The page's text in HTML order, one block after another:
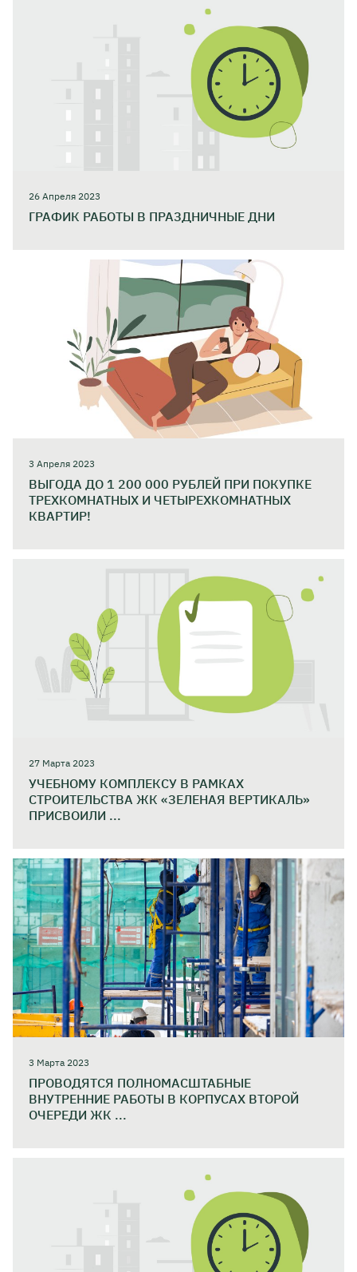
26 Апреля 2023
ГРАФИК РАБОТЫ В ПРАЗДНИЧНЫЕ ДНИ
3 Апреля 2023
ВЫГОДА ДО 1 200 000 РУБЛЕЙ ПРИ ПОКУПКЕ
ТРЕХКОМНАТНЫХ И ЧЕТЫРЕХКОМНАТНЫХ
КВАРТИР!
27 Марта 2023
УЧЕБНОМУ КОМПЛЕКСУ В РАМКАХ
СТРОИТЕЛЬСТВА ЖК «ЗЕЛЕНАЯ ВЕРТИКАЛЬ»
ПРИСВОИЛИ ...
3 Марта 2023
ПРОВОДЯТСЯ ПОЛНОМАСШТАБНЫЕ
ВНУТРЕННИЕ РАБОТЫ В КОРПУСАХ ВТОРОЙ
ОЧЕРЕДИ ЖК ...